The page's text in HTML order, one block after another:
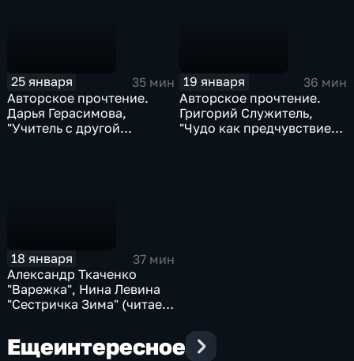
25 января
35 мин
Авторское прочтение.
Дарья Герасимова,
"Учитель с другой
19 января
36 мин
Авторское прочтение.
Григорий Служитель,
"Чудо как предчувствие",
18 января
37 мин
Александр Ткаченко
"Варежка", Нина Левина
"Сестричка Зима" (читает
Ещеинтересное